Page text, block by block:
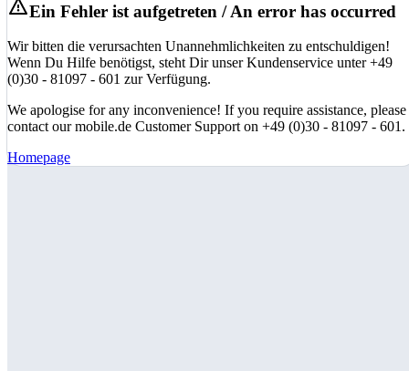
Ein Fehler ist aufgetreten / An error has occurred
Wir bitten die verursachten Unannehmlichkeiten zu entschuldigen!
Wenn Du Hilfe benötigst, steht Dir unser Kundenservice unter +49
(0)30 - 81097 - 601 zur Verfügung.
We apologise for any inconvenience! If you require assistance, please
contact our mobile.de Customer Support on +49 (0)30 - 81097 - 601.
Homepage